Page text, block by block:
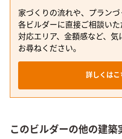
家づくりの流れや、プランづ
各ビルダーに直接ご相談いた
対応エリア、金額感など、
お尋ねください。
詳しくはこ
このビルダーの他の建築